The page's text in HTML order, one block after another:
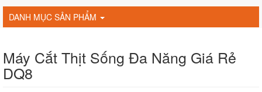
DANH MỤC SẢN PHẨM
Máy Cắt Thịt Sống Đa Năng Giá Rẻ
DQ8